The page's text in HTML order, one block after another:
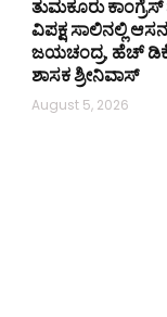
ತುಮಕೂರು
ವಿಪಕ್ಷ ಸಾಲಿನಲ್ಲಿ
ಜಯಚಂದ್ರ, ಹೆಚ್
ಶಾಸಕ ಶ್ರೀನಿವಾಸ್
August 5, 2026